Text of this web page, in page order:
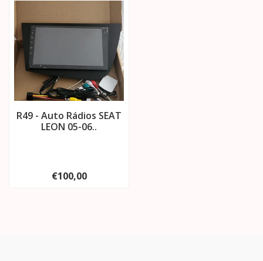
R49 - Auto Rádios SEAT
LEON 05-06..
€100,00